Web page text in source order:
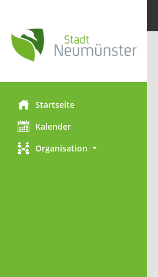
Startseite
Kalender
Organisation